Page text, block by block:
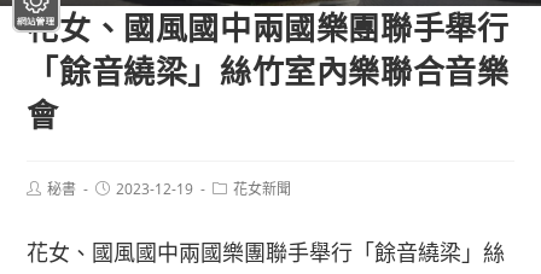
花女、國風國中兩國樂團聯手舉行
「餘音繞梁」絲竹室內樂聯合音樂
會
Post秘書
Post2023-12-19
Post花女新聞
花女、國風國中兩國樂團聯手舉行「餘音繞梁」絲